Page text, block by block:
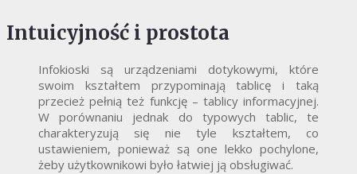
Intuicyjność i prostota
Infokioski są urządzeniami dotykowymi, które
swoim kształtem przypominają tablicę i taką
przecież pełnią też funkcję – tablicy informacyjnej.
W porównaniu jednak do typowych tablic, te
charakteryzują się nie tyle kształtem, co
ustawieniem, ponieważ są one lekko pochylone,
żeby użytkownikowi było łatwiej ją obsługiwać.